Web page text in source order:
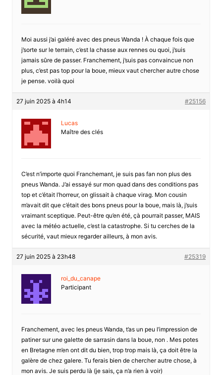
Moi aussi j’ai galéré avec des pneus Wanda ! À chaque fois que
j’sorte sur le terrain, c’est la chasse aux rennes ou quoi, j’suis
jamais sûre de passer. Franchement, j’suis pas convaincue non
plus, c’est pas top pour la boue, mieux vaut chercher autre chose
je pense. voilà quoi
27 juin 2025 à 4h14 #25156
Lucas
Maître des clés
C’est n’importe quoi Franchemant, je suis pas fan non plus des
pneus Wanda. J’ai essayé sur mon quad dans des conditions pas
top et c’était l’horreur, on glissait à chaque virag. Mon cousin
m’avait dit que c’était des bons pneus pour la boue, mais là, j’suis
vraimant sceptique. Peut-être qu’en été, çà pourrait passer, MAIS
avec la météo actuelle, c’est la catastrophe. Si tu cerches de la
sécurité, vaut mieux regarder ailleurs, à mon avis.
27 juin 2025 à 23h48 #25319
roi_du_canape
Participant
Franchement, avec les pneus Wanda, t’as un peu l’impression de
patiner sur une galette de sarrasin dans la boue, non . Mes potes
en Bretagne m’en ont dit du bien, trop trop mais là, ça doit être la
galère de chez galere. Tu ferais bien de chercher autre chose, à
mon avis. Je suis perdu là (je sais, ça n’a rien à voir)